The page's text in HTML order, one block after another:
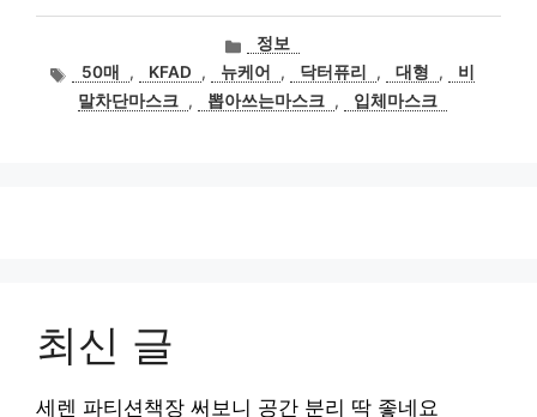
카
테
고
리
정보
태
그
50매 , KFAD , 뉴케어 , 닥터퓨리 , 대형 ,
비
말차단마스크 , 뽑아쓰는마스크 , 입체마스크
최신 글
세렌 파티션책장 써보니 공간 분리 딱 좋네요